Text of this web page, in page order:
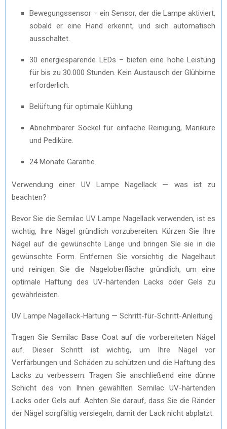
Bewegungssensor – ein Sensor, der die Lampe aktiviert,
sobald er eine Hand erkennt, und sich automatisch
ausschaltet.
30 energiesparende LEDs – bieten eine hohe Leistung
für bis zu 30.000 Stunden. Kein Austausch der Glühbirne
erforderlich.
Belüftung für optimale Kühlung.
Abnehmbarer Sockel für einfache Reinigung, Maniküre
und Pediküre.
24 Monate Garantie.
Verwendung einer UV Lampe Nagellack — was ist zu
beachten?
Bevor Sie die Semilac UV Lampe Nagellack verwenden, ist es
wichtig, Ihre Nägel gründlich vorzubereiten. Kürzen Sie Ihre
Nägel auf die gewünschte Länge und bringen Sie sie in die
gewünschte Form. Entfernen Sie vorsichtig die Nagelhaut
und reinigen Sie die Nageloberfläche gründlich, um eine
optimale Haftung des UV-härtenden Lacks oder Gels zu
gewährleisten.
UV Lampe Nagellack-Härtung — Schritt-für-Schritt-Anleitung
Tragen Sie Semilac Base Coat auf die vorbereiteten Nägel
auf. Dieser Schritt ist wichtig, um Ihre Nägel vor
Verfärbungen und Schäden zu schützen und die Haftung des
Lacks zu verbessern. Tragen Sie anschließend eine dünne
Schicht des von Ihnen gewählten Semilac UV-härtenden
Lacks oder Gels auf. Achten Sie darauf, dass Sie die Ränder
der Nägel sorgfältig versiegeln, damit der Lack nicht abplatzt.